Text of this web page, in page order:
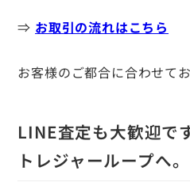
⇒ お取引の流れはこちら
お客様のご都合に合わせて
LINE査定も大歓迎で
トレジャーループへ。